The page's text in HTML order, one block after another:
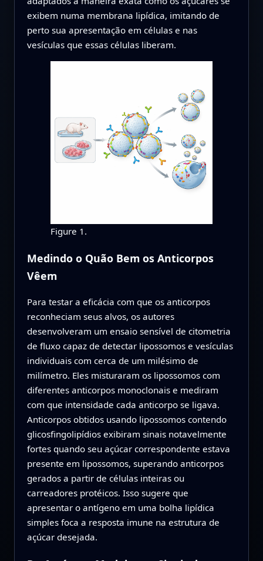
exibem numa membrana lipídica, imitando de
perto sua apresentação em células e nas
vesículas que essas células liberam.
Figure 1.
Medindo o Quão Bem os Anticorpos
Vêem
Para testar a eficácia com que os anticorpos
reconheciam seus alvos, os autores
desenvolveram um ensaio sensível de citometria
de fluxo capaz de detectar lipossomos e vesículas
individuais com cerca de um milésimo de
milímetro. Eles misturaram os lipossomos com
diferentes anticorpos monoclonais e mediram
com que intensidade cada anticorpo se ligava.
Anticorpos obtidos usando lipossomos contendo
glicosfingolipídios exibiram sinais notavelmente
fortes quando seu açúcar correspondente estava
presente em lipossomos, superando anticorpos
gerados a partir de células inteiras ou
carreadores protéicos. Isso sugere que
apresentar o antígeno em uma bolha lipídica
simples foca a resposta imune na estrutura de
açúcar desejada.